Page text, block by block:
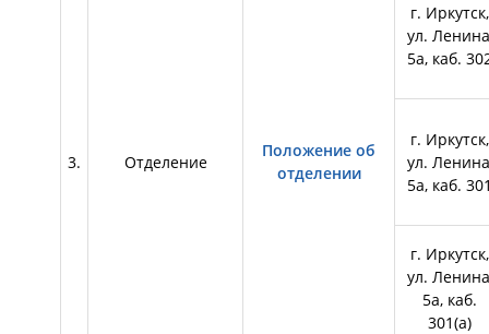
3. Отделение
Положение об
отделении
г. Иркутск,
ул.
5а, каб.
г. Иркутск,
ул.
5а, каб.
г. Иркутск,
ул.
5а, каб.
301(а)